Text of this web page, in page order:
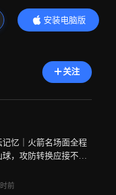
安装电脑版
内容更精彩
关注
记忆｜火箭名场面全程
球，攻防转换应接不
前